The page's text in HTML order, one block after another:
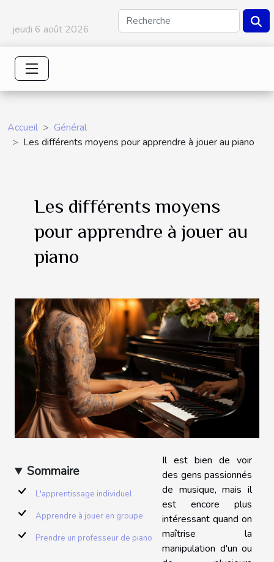
jeudi 6 août 2026
Accueil
Général
Les différents moyens pour apprendre à jouer au piano
Les différents moyens
pour apprendre à jouer au
piano
Sommaire
L'apprentissage individuel
Apprendre à jouer en groupe
Prendre un professeur de piano
Il est bien de voir
des gens passionnés
de musique, mais il
est encore plus
intéressant quand on
maîtrise la
manipulation d'un ou